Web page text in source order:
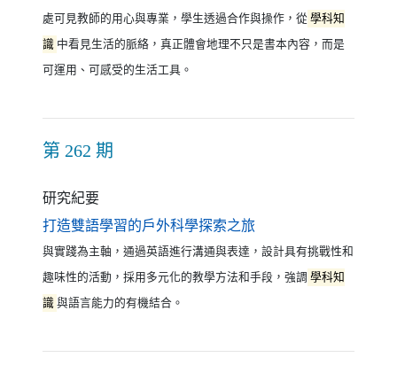
處可見教師的用心與專業，學生透過合作與操作，從 學科知
識 中看見生活的脈絡，真正體會地理不只是書本內容，而是
可運用、可感受的生活工具。
第 262 期
研究紀要
打造雙語學習的戶外科學探索之旅（另開新視窗）
與實踐為主軸，通過英語進行溝通與表達，設計具有挑戰性和
趣味性的活動，採用多元化的教學方法和手段，強調 學科知
識 與語言能力的有機結合。